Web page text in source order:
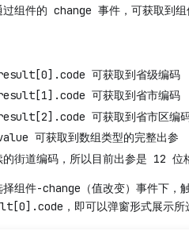
过组件的 change 事件，可获取到
可获取到省级编码
可获取到省市编码
可获取到省市区编
可获取到数组类型的完整出参
的街道编码，所以目前出参是 12 位
组件-change（值改变）事件下，
，即可以弹窗形式展示所